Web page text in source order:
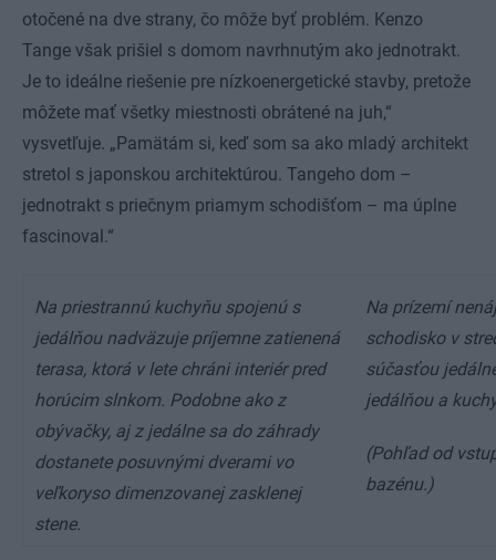
otočené na dve strany, čo môže byť problém. Kenzo
Tange však prišiel s domom navrhnutým ako jednotrakt.
Je to ideálne riešenie pre nízkoenergetické stavby, pretože
môžete mať všetky miestnosti obrátené na juh,“
vysvetľuje. „Pamätám si, keď som sa ako mladý architekt
stretol s japonskou architektúrou. Tangeho dom –
jednotrakt s priečnym priamym schodišťom – ma úplne
fascinoval.“
Na priestrannú kuchyňu spojenú s
jedálňou nadväzuje príjemne zatienená
terasa, ktorá v lete chráni interiér pred
horúcim slnkom. Podobne ako z
obývačky, aj z jedálne sa do záhrady
dostanete posuvnými dverami vo
veľkoryso dimenzovanej zasklenej
stene.
Na prízemí
schodisko v
súčasťou
jedálňou a
(Pohľad od
bazénu.)